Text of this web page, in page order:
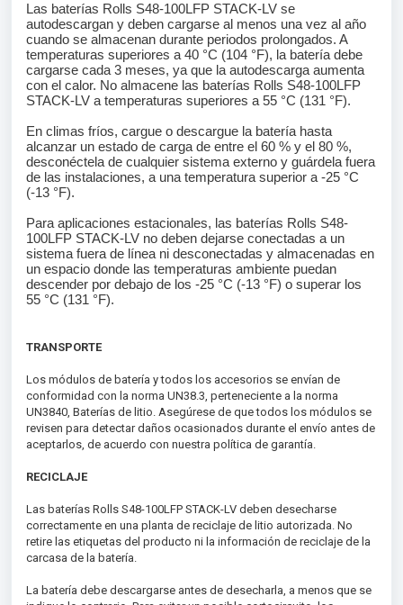
Las baterías Rolls S48-100LFP STACK-LV se
autodescargan y deben cargarse al menos una vez al año
cuando se almacenan durante periodos prolongados. A
temperaturas superiores a 40 °C (104 °F), la batería debe
cargarse cada 3 meses, ya que la autodescarga aumenta
con el calor. No almacene las baterías Rolls S48-100LFP
STACK-LV a temperaturas superiores a 55 °C (131 °F).
En climas fríos, cargue o descargue la batería hasta
alcanzar un estado de carga de entre el 60 % y el 80 %,
desconéctela de cualquier sistema externo y guárdela fuera
de las instalaciones, a una temperatura superior a -25 °C
(-13 °F).
Para aplicaciones estacionales, las baterías Rolls S48-
100LFP STACK-LV no deben dejarse conectadas a un
sistema fuera de línea ni desconectadas y almacenadas en
un espacio donde las temperaturas ambiente puedan
descender por debajo de los -25 °C (-13 °F) o superar los
55 °C (131 °F).
TRANSPORTE
Los módulos de batería y todos los accesorios se envían de
conformidad con la norma UN38.3, perteneciente a la norma
UN3840, Baterías de litio. Asegúrese de que todos los módulos se
revisen para detectar daños ocasionados durante el envío antes de
aceptarlos, de acuerdo con nuestra política de garantía.
RECICLAJE
Las baterías Rolls S48-100LFP STACK-LV deben desecharse
correctamente en una planta de reciclaje de litio autorizada. No
retire las etiquetas del producto ni la información de reciclaje de la
carcasa de la batería.
La batería debe descargarse antes de desecharla, a menos que se